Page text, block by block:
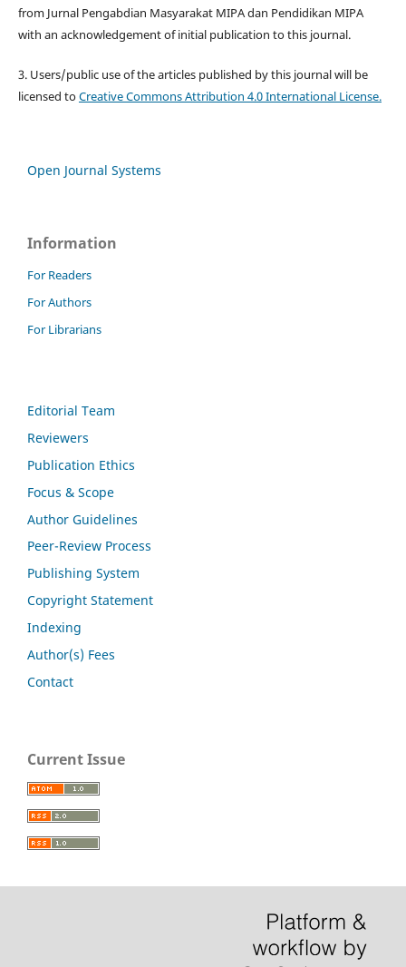
from Jurnal Pengabdian Masyarakat MIPA dan Pendidikan MIPA
with an acknowledgement of initial publication to this journal.
3. Users/public use of the articles published by this journal will be
licensed toCreative Commons Attribution 4.0 International License.
Open Journal Systems
Information
For Readers
For Authors
For Librarians
Editorial Team
Reviewers
Publication Ethics
Focus & Scope
Author Guidelines
Peer-Review Process
Publishing System
Copyright Statement
Indexing
Author(s) Fees
Contact
Current Issue